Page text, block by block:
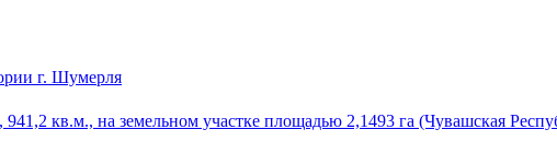
г. Шумерля
кв.м., на земельном участке площадью 2,1493 га (Чувашская